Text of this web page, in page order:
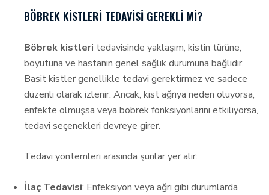
BÖBREK KISTLERI TEDAVISI GEREKLI MI?
Böbrek kistleri tedavisinde yaklaşım, kistin türüne,
boyutuna ve hastanın genel sağlık durumuna bağlıdır.
Basit kistler genellikle tedavi gerektirmez ve sadece
düzenli olarak izlenir. Ancak, kist ağrıya neden oluyorsa,
enfekte olmuşsa veya böbrek fonksiyonlarını etkiliyorsa,
tedavi seçenekleri devreye girer.
Tedavi yöntemleri arasında şunlar yer alır:
İlaç Tedavisi: Enfeksiyon veya ağrı gibi durumlarda